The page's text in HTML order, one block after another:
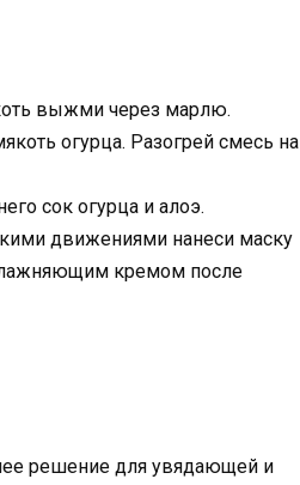
выжми через марлю.
огурца. Разогрей смесь на
сок огурца и алоэ.
движениями нанеси маску
кремом после
решение для увядающей и